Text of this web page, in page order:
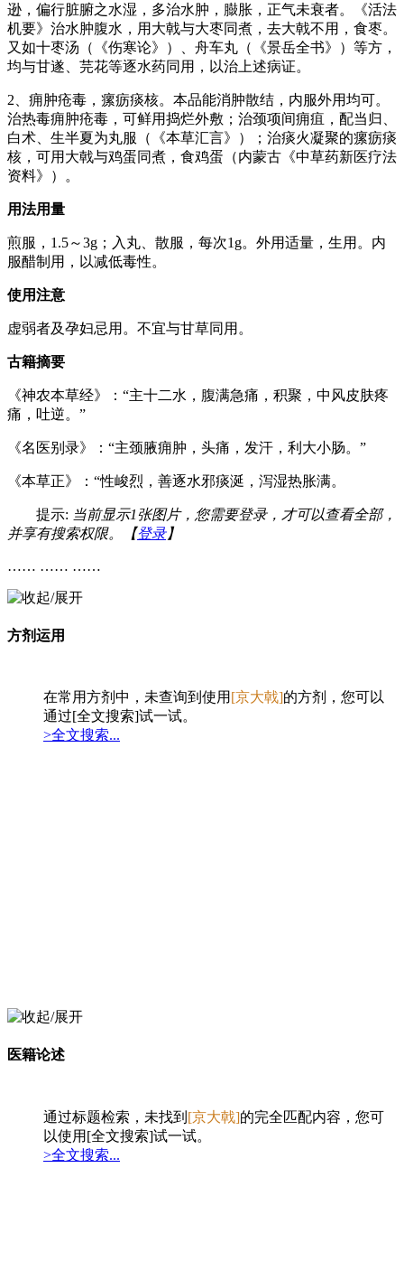
逊，偏行脏腑之水湿，多治水肿，臌胀，正气未衰者。《活法
机要》治水肿腹水，用大戟与大枣同煮，去大戟不用，食枣。
又如十枣汤（《伤寒论》）、舟车丸（《景岳全书》）等方，
均与甘遂、芫花等逐水药同用，以治上述病证。
2、痈肿疮毒，瘰疬痰核。本品能消肿散结，内服外用均可。
治热毒痈肿疮毒，可鲜用捣烂外敷；治颈项间痈疽，配当归、
白术、生半夏为丸服（《本草汇言》）；治痰火凝聚的瘰疬痰
核，可用大戟与鸡蛋同煮，食鸡蛋（内蒙古《中草药新医疗法
资料》）。
用法用量
煎服，1.5～3g；入丸、散服，每次1g。外用适量，生用。内
服醋制用，以减低毒性。
使用注意
虚弱者及孕妇忌用。不宜与甘草同用。
古籍摘要
《神农本草经》：“主十二水，腹满急痛，积聚，中风皮肤疼
痛，吐逆。”
《名医别录》：“主颈腋痈肿，头痛，发汗，利大小肠。”
《本草正》：“性峻烈，善逐水邪痰涎，泻湿热胀满。
提示: 当前显示1张图片，您需要登录，才可以查看全部，
并享有搜索权限。【登录】
…… …… ……
方剂运用
在常用方剂中，未查询到使用 [京大戟]的方剂，您可以
通过[全文搜索]试一试。
>全文搜索...
医籍论述
通过标题检索，未找到 [京大戟]的完全匹配内容，您可
以使用[全文搜索]试一试。
>全文搜索...